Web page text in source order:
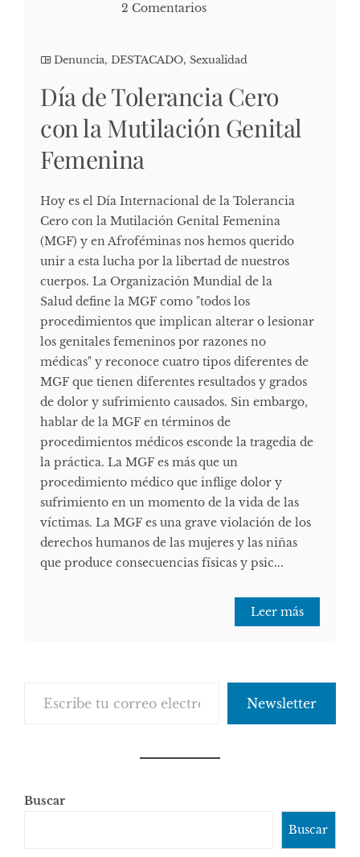
2 Comentarios
Denuncia, DESTACADO, Sexualidad
Día de Tolerancia Cero
con la Mutilación Genital
Femenina
Hoy es el Día Internacional de la Tolerancia
Cero con la Mutilación Genital Femenina
(MGF) y en Afroféminas nos hemos querido
unir a esta lucha por la libertad de nuestros
cuerpos. La Organización Mundial de la
Salud define la MGF como "todos los
procedimientos que implican alterar o lesionar
los genitales femeninos por razones no
médicas" y reconoce cuatro tipos diferentes de
MGF que tienen diferentes resultados y grados
de dolor y sufrimiento causados. Sin embargo,
hablar de la MGF en términos de
procedimientos médicos esconde la tragedia de
la práctica. La MGF es más que un
procedimiento médico que inflige dolor y
sufrimiento en un momento de la vida de las
víctimas. La MGF es una grave violación de los
derechos humanos de las mujeres y las niñas
que produce consecuencias físicas y psic...
Leer más
Newsletter
Buscar
Buscar